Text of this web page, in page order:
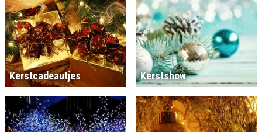
Kerstcadeautjes Kerstshow